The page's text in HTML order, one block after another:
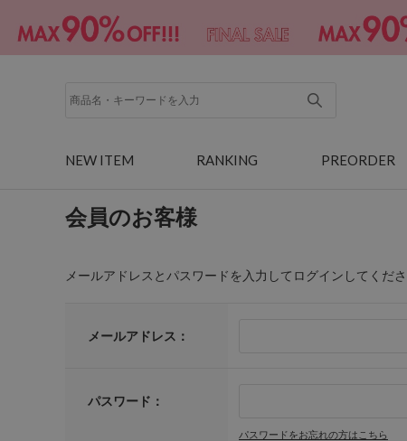
NEW ITEM RANKING PREORDER
会員のお客様
メールアドレスとパスワードを入力してログインしてくださ
メールアドレス：
パスワード：
パスワードをお忘れの方はこちら